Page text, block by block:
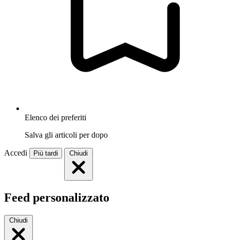
Elenco dei preferiti
Salva gli articoli per dopo
Accedi Più tardi Chiudi
Feed personalizzato
Chiudi